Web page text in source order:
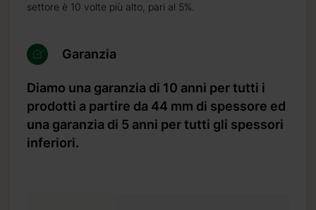
settore è 10 volte più alto, pari al 5%.
Garanzia
Diamo una garanzia di 10 anni per tutti i
prodotti a partire da 44 mm di spessore ed
una garanzia di 5 anni per tutti gli spessori
inferiori.